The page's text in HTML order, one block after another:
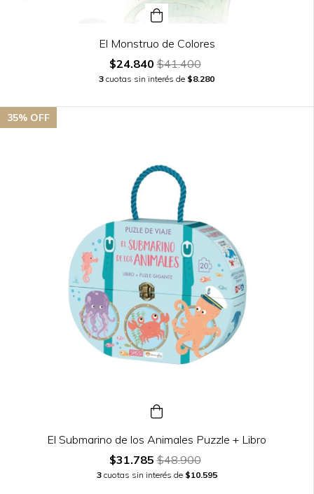
El Monstruo de Colores
$24.840$41.400
3 cuotas sin interés de $8.280
35% OFF
El Submarino de los Animales Puzzle + Libro
$31.785$48.900
3 cuotas sin interés de $10.595